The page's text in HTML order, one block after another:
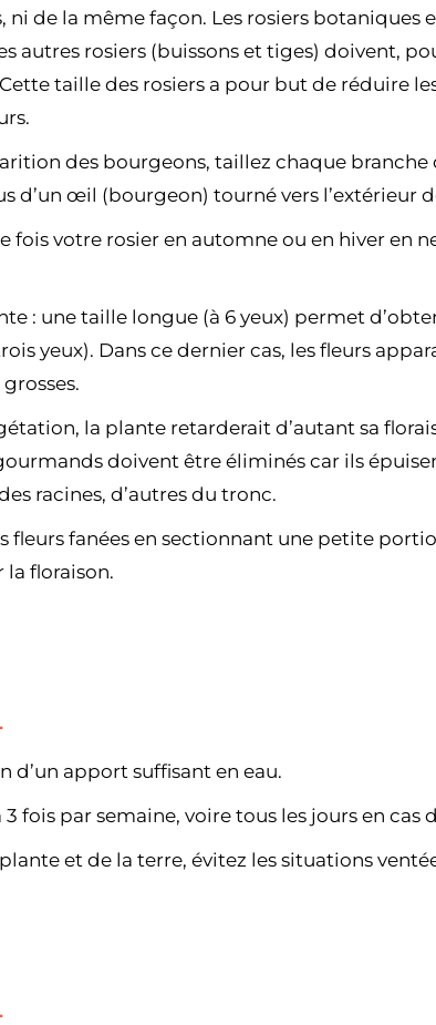
ni de la même façon. Les rosiers botaniques
autres rosiers (buissons et tiges) doivent,
taille des rosiers a pour but de réduire
des bourgeons, taillez chaque branche
d’un œil (bourgeon) tourné vers l’extérieur
fois votre rosier en automne ou en hiver en
: une taille longue (à 6 yeux) permet
yeux). Dans ce dernier cas, les fleurs
la plante retarderait d’autant sa
doivent être éliminés car ils
racines, d’autres du tronc.
fleurs fanées en sectionnant une petite
floraison.
d’un apport suffisant en eau.
fois par semaine, voire tous les jours en cas
et de la terre, évitez les situations